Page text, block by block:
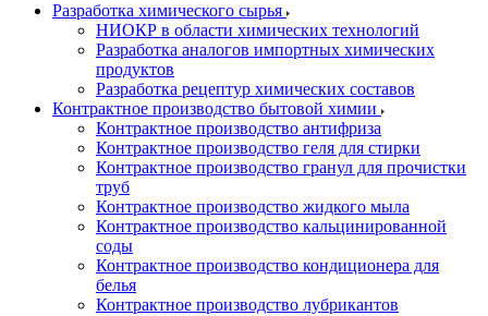
Разработка химического сырья
НИОКР в области химических технологий
Разработка аналогов импортных химических
продуктов
Разработка рецептур химических составов
Контрактное производство бытовой химии
Контрактное производство антифриза
Контрактное производство геля для стирки
Контрактное производство гранул для прочистки
труб
Контрактное производство жидкого мыла
Контрактное производство кальцинированной
соды
Контрактное производство кондиционера для
белья
Контрактное производство лубрикантов